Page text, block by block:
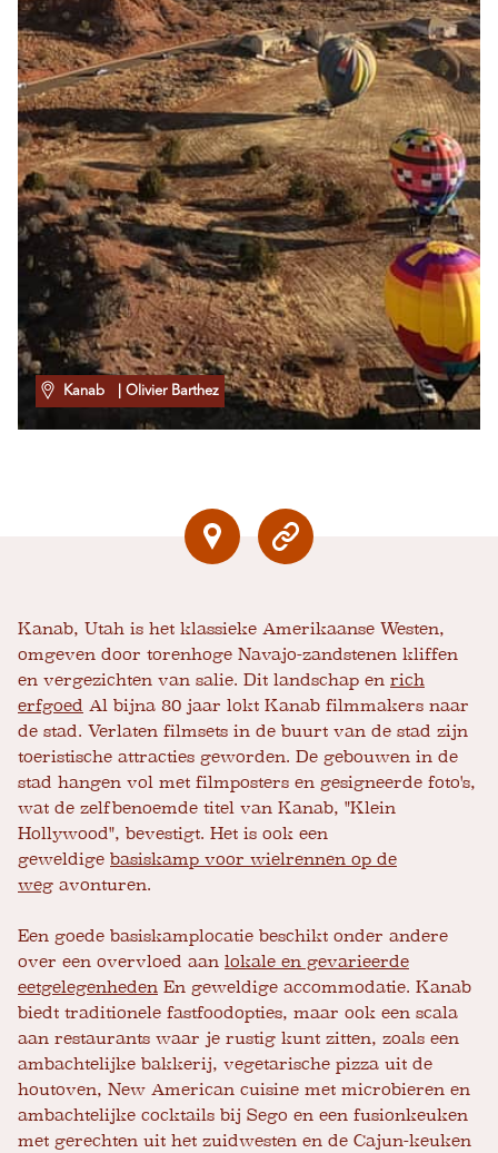
Kanab | Olivier Barthez
Kanab, Utah is het klassieke Amerikaanse Westen,
omgeven door torenhoge Navajo-zandstenen kliffen
en vergezichten van salie. Dit landschap en rich
erfgoed Al bijna 80 jaar lokt Kanab filmmakers naar
de stad. Verlaten filmsets in de buurt van de stad zijn
toeristische attracties geworden. De gebouwen in de
stad hangen vol met filmposters en gesigneerde foto's,
wat de zelfbenoemde titel van Kanab, "Klein
Hollywood", bevestigt. Het is ook een
geweldige basiskamp voor wielrennen op de
weg avonturen.
Een goede basiskamplocatie beschikt onder andere
over een overvloed aan lokale en gevarieerde
eetgelegenheden En geweldige accommodatie. Kanab
biedt traditionele fastfoodopties, maar ook een scala
aan restaurants waar je rustig kunt zitten, zoals een
ambachtelijke bakkerij, vegetarische pizza uit de
houtoven, New American cuisine met microbieren en
ambachtelijke cocktails bij Sego en een fusionkeuken
met gerechten uit het zuidwesten en de Cajun-keuken